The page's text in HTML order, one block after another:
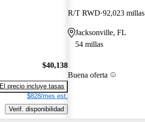
$40,138
El precio incluye tasas
$828/mes est.
Verif. disponibilidad
R/T RWD 92,023 millas
Jacksonville, FL
54 millas
Buena oferta